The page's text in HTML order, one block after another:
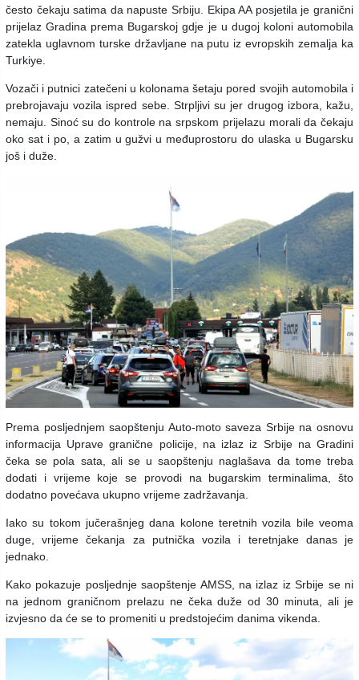
često čekaju satima da napuste Srbiju. Ekipa AA posjetila je granični
prijelaz Gradina prema Bugarskoj gdje je u dugoj koloni automobila
zatekla uglavnom turske državljane na putu iz evropskih zemalja ka
Turkiye.
Vozači i putnici zatečeni u kolonama šetaju pored svojih automobila i
prebrojavaju vozila ispred sebe. Strpljivi su jer drugog izbora, kažu,
nemaju. Sinoć su do kontrole na srpskom prijelazu morali da čekaju
oko sat i po, a zatim u gužvi u međuprostoru do ulaska u Bugarsku
još i duže.
Prema posljednjem saopštenju Auto-moto saveza Srbije na osnovu
informacija Uprave granične policije, na izlaz iz Srbije na Gradini
čeka se pola sata, ali se u saopštenju naglašava da tome treba
dodati i vrijeme koje se provodi na bugarskim terminalima, što
dodatno povećava ukupno vrijeme zadržavanja.
Iako su tokom jučerašnjeg dana kolone teretnih vozila bile veoma
duge, vrijeme čekanja za putnička vozila i teretnjake danas je
jednako.
Kako pokazuje posljednje saopštenje AMSS, na izlaz iz Srbije se ni
na jednom graničnom prelazu ne čeka duže od 30 minuta, ali je
izvjesno da će se to promeniti u predstojećim danima vikenda.